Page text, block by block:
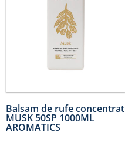
Balsam de rufe concentrat
MUSK 50SP 1000ML
AROMATICS